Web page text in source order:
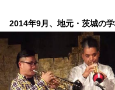
2014年9月、地元・茨城の